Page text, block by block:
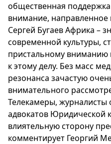
общественная
внимание,
Сергей Бугаев Африка –
современной культуры,
пристальному
к этому делу. Без масс
резонанса зачастую
внимательного
Телекамеры, журналисты
адвокатов Юридической
влиятельную сторону
комментирует Георгий